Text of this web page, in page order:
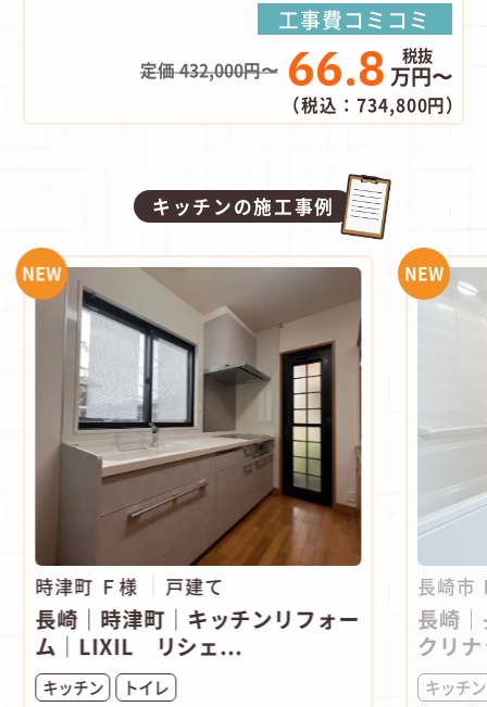
工事費コミコミ
定価 432,000円〜 66.8 万円〜
（税込：734,800円）
キッチンの施工事例
NEW
時津町 Ｆ様 戸建て
長崎｜時津町│キッチンリフォー
ム│LIXIL リシェ...
キッチン トイレ
NEW
長崎市
長崎
クリ
キッチン